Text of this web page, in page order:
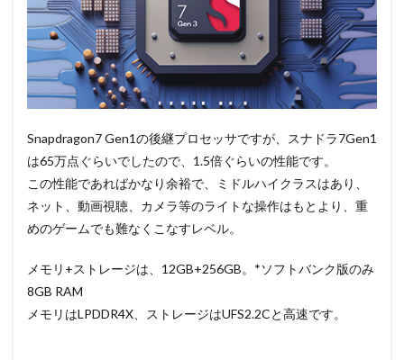
Snapdragon7 Gen1の後継プロセッサですが、スナドラ7Gen1
は65万点ぐらいでしたので、1.5倍ぐらいの性能です。
この性能であればかなり余裕で、ミドルハイクラスはあり、
ネット、動画視聴、カメラ等のライトな操作はもとより、重
めのゲームでも難なくこなすレベル。
メモリ+ストレージは、12GB+256GB。*ソフトバンク版のみ
8GB RAM
メモリはLPDDR4X、ストレージはUFS2.2Cと高速です。